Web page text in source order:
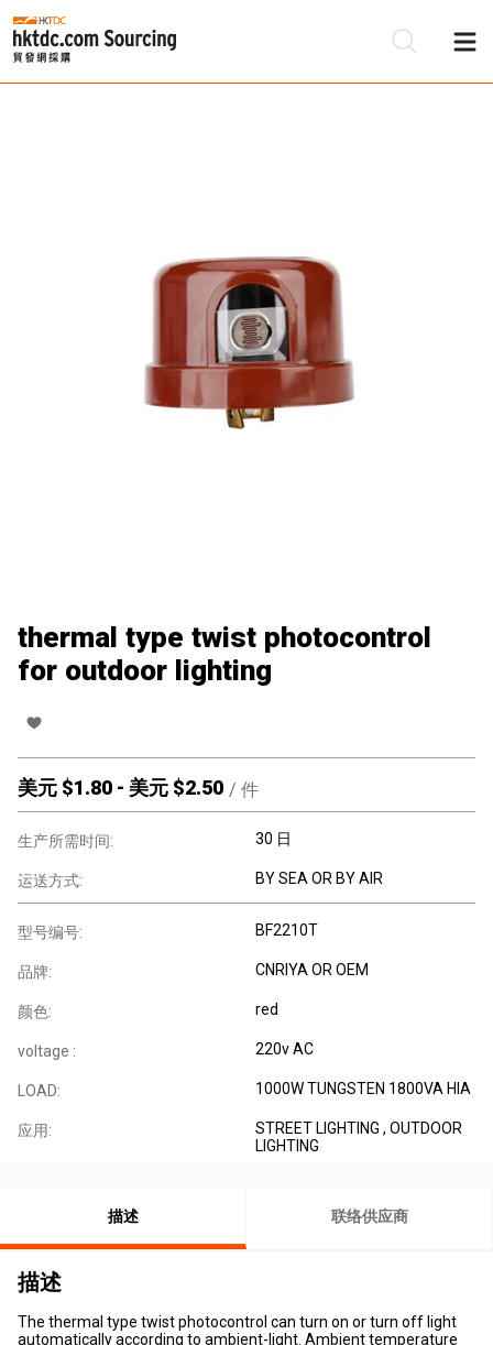
thermal type twist photocontrol
for outdoor lighting
美元 $1.80 - 美元 $2.50 / 件
生产所需时间: 30 日
运送方式: BY SEA OR BY AIR
型号编号: BF2210T
品牌: CNRIYA OR OEM
颜色: red
voltage : 220v AC
LOAD: 1000W TUNGSTEN 1800VA HIA
应用:
STREET LIGHTING , OUTDOOR
LIGHTING
描述 联络供应商
描述
The thermal type twist photocontrol can turn on or turn off light
automatically according to ambient-light. Ambient temperature